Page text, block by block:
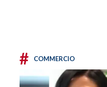
# COMMERCIO